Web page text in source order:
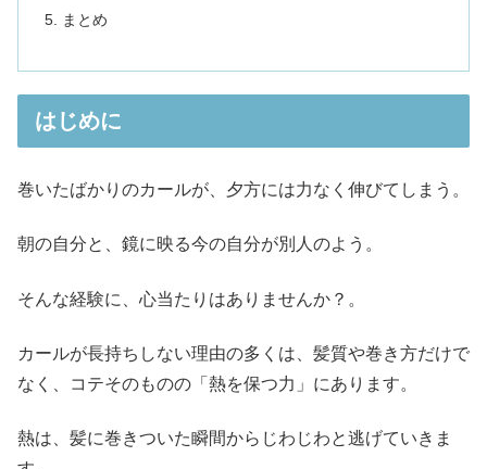
まとめ
はじめに
巻いたばかりのカールが、夕方には力なく伸びてしまう。
朝の自分と、鏡に映る今の自分が別人のよう。
そんな経験に、心当たりはありませんか？。
カールが長持ちしない理由の多くは、髪質や巻き方だけで
なく、コテそのものの「熱を保つ力」にあります。
熱は、髪に巻きついた瞬間からじわじわと逃げていきま